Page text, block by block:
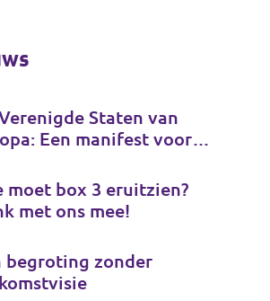
Staten van
Een manifest voor
moet box 3 eruitzien?
met ons mee!
begroting zonder